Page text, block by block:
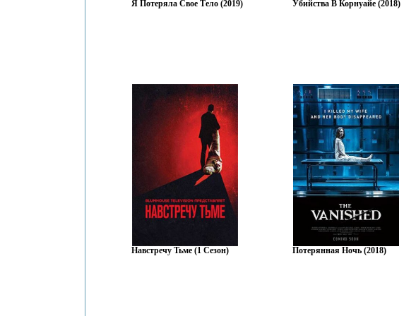
Я Потеряла Свое Тело (2019) Убийства В Корнуайе (2018)
Навстречу Тьме (1 Сезон) Потерянная Ночь (2018)